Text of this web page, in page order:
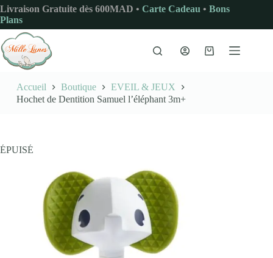
Passer
au
contenu
Livraison Gratuite dès 600MAD • Carte Cadeau • Bons
Plans
Panier
Accueil Boutique
EVEIL & JEUX
Hochet de Dentition Samuel l’éléphant 3m+
ÉPUISÉ